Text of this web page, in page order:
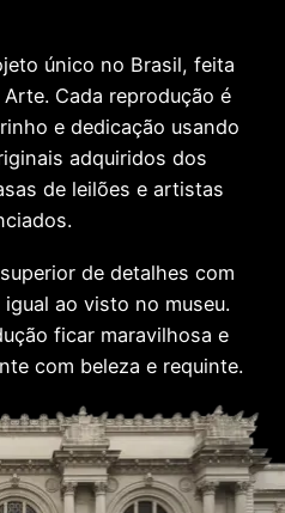
único no Brasil, feita
Cada reprodução é
e dedicação usando
adquiridos dos
de leilões e artistas
de detalhes com
ao visto no museu.
ficar maravilhosa e
com beleza e requinte.